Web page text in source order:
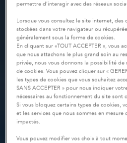
permettre d’interagir avec des réseaux
Lorsque vous consultez le site internet, des
stockées dans votre navigateur ou
généralement sous la forme de cookies.
En cliquant sur «TOUT ACCEPTER », vous
que nous attachons le plus grand soin au
privée, nous vous donnons la possibilité de
de cookies. Vous pouvez cliquer sur «
les types de cookies que vous souhaitez
SANS ACCEPTER » pour nous indiquer
nécessaires au fonctionnement du site sont
Si vous bloquez certains types de cookies,
et les services que nous sommes en
impactés.
Vous pouvez modifier vos choix à tout